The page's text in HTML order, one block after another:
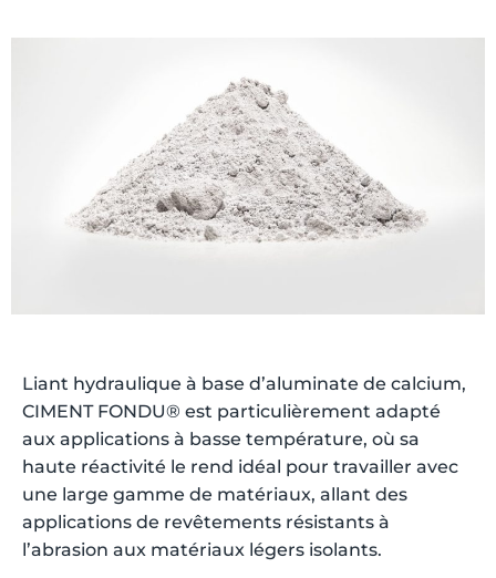
Liant hydraulique à base d’aluminate de calcium,
CIMENT FONDU® est particulièrement adapté
aux applications à basse température, où sa
haute réactivité le rend idéal pour travailler avec
une large gamme de matériaux, allant des
applications de revêtements résistants à
l’abrasion aux matériaux légers isolants.